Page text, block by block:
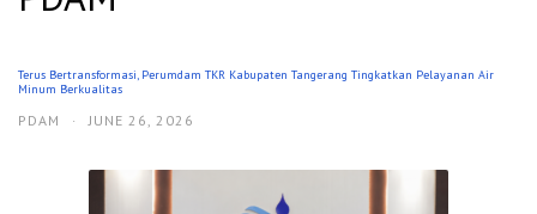
Terus Bertransformasi, Perumdam TKR Kabupaten Tangerang Tingkatkan Pelayanan Air
Minum Berkualitas
PDAM · JUNE 26, 2026